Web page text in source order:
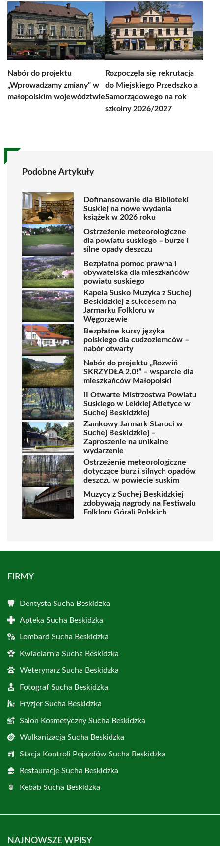
Nabór do projektu
„Wprowadzamy zmiany” w
małopolskim województwie
Rozpoczęła się rekrutacja
do Miejskiego Przedszkola
Samorządowego na rok
szkolny 2026/2027
Podobne Artykuły
Dofinansowanie dla Biblioteki
Suskiej na nowe wydania
książek w 2026 roku
Ostrzeżenie meteorologiczne
dla powiatu suskiego – burze i
silne opady deszczu
Bezpłatna pomoc prawna i
obywatelska dla mieszkańców
powiatu suskiego
Kapela Susko Muzyka z Suchej
Beskidzkiej z sukcesem na
Jarmarku Folkloru w
Węgorzewie
Bezpłatne kursy języka
polskiego dla cudzoziemców –
nabór otwarty
Nabór do projektu „Rozwiń
SKRZYDŁA 2.0!” – wsparcie dla
mieszkańców Małopolski
II Otwarte Mistrzostwa Powiatu
Suskiego w Lekkiej Atletyce w
Suchej Beskidzkiej
Zamkowy Jarmark Staroci w
Suchej Beskidzkiej –
Zaproszenie na unikalne
wydarzenie
Ostrzeżenie meteorologiczne
dotyczące burz i silnych opadów
deszczu w powiecie suskim
Muzycy z Suchej Beskidzkiej
zdobywają nagrody na Festiwalu
Folkloru Górali Polskich
FIRMY
Dentysta Sucha Beskidzka
Apteka Sucha Beskidzka
Lombard Sucha Beskidzka
Kwiaciarnia Sucha Beskidzka
Weterynarz Sucha Beskidzka
Fotograf Sucha Beskidzka
Fryzjer Sucha Beskidzka
Salon Kosmetyczny Sucha Beskidzka
Wulkanizacja Sucha Beskidzka
Stacja Kontroli Pojazdów Sucha Beskidzka
Restauracje Sucha Beskidzka
Kebab Sucha Beskidzka
NAJNOWSZE WPISY